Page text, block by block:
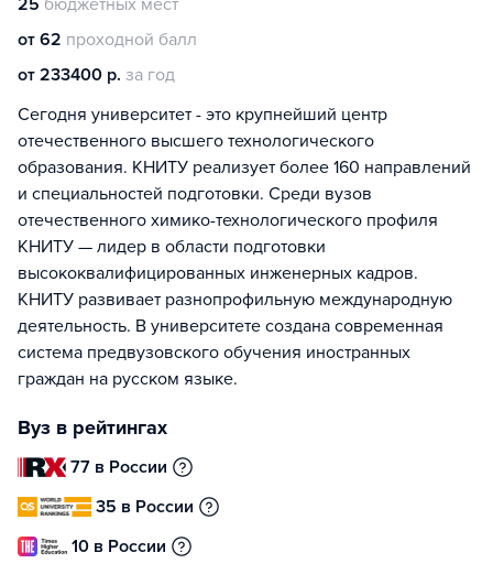
от 62 проходной балл
от 233400 р. за год
Сегодня университет - это крупнейший центр
отечественного высшего технологического
образования. КНИТУ реализует более 160 направлений
и специальностей подготовки. Среди вузов
отечественного химико-технологического профиля
КНИТУ — лидер в области подготовки
высококвалифицированных инженерных кадров.
КНИТУ развивает разнопрофильную международную
деятельность. В университете создана современная
система предвузовского обучения иностранных
граждан на русском языке.
Вуз в рейтингах
77 в России
35 в России
10 в России